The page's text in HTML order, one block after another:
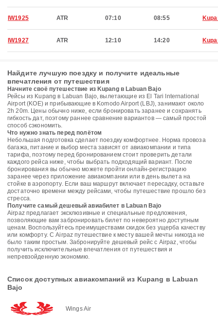
IW1925 ATR 07:10 08:55
IW1927 ATR 12:10 14:20
Найдите лучшую поездку и получите идеальные
впечатления от путешествия
Начните своё путешествие из Kupang в Labuan Bajo
Рейсы из Kupang в Labuan Bajo, вылетающие из El Tari International
Airport (KOE) и прибывающие в Komodo Airport (LBJ), занимают около
2h 20m. Цены обычно ниже, если бронировать заранее и сохранять
гибкость дат, поэтому раннее сравнение вариантов — самый простой
способ сэкономить.
Что нужно знать перед полётом
Небольшая подготовка сделает поездку комфортнее. Норма провоза
багажа, питание и выбор места зависят от авиакомпании и типа
тарифа, поэтому перед бронированием стоит проверить детали
каждого рейса ниже, чтобы выбрать подходящий вариант. После
бронирования вы обычно можете пройти онлайн-регистрацию
заранее через приложение авиакомпании или в день вылета на
стойке в аэропорту. Если ваш маршрут включает пересадку, оставьте
достаточно времени между рейсами, чтобы путешествие прошло без
стресса.
Получите самый дешевый авиабилет в Labuan Bajo
Airpaz предлагает эксклюзивные и специальные предложения,
позволяющие вам забронировать билет по невероятно доступным
ценам. Воспользуйтесь преимуществами скидок без ущерба качеству
или комфорту. С Airpaz путешествие к месту вашей мечты никогда не
было таким простым. Забронируйте дешевый рейс с Airpaz, чтобы
получить исключительные впечатления от путешествия и
непревзойденную экономию.
Список доступных авиакомпаний из Kupang в Labuan
Bajo
Wings Air